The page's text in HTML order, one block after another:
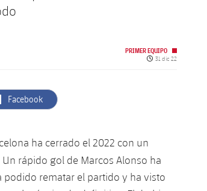
PRIMER EQUIPO
Fecha de publicación
31 dic 22
label.aria.facebook
Facebook
ha cerrado el 2022 con un
Un rápido gol de Marcos Alonso ha
rematar el partido y ha visto